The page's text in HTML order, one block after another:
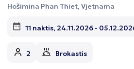
Hošimina Phan Thiet, Vjetnama
11 naktis, 24.11.2026 -
2 Brokastis